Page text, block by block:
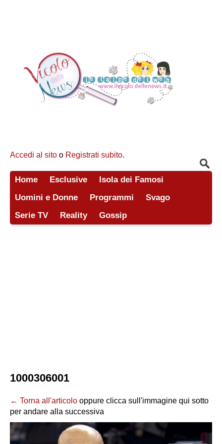
Accedi al sito o Registrati subito.
Home Esclusive
Isola dei Famosi
Uomini e Donne
Programmi
Svago
Serie TV
Reality Gossip
1000306001
← Torna all'articolo oppure clicca sull'immagine qui sotto
per andare alla successiva